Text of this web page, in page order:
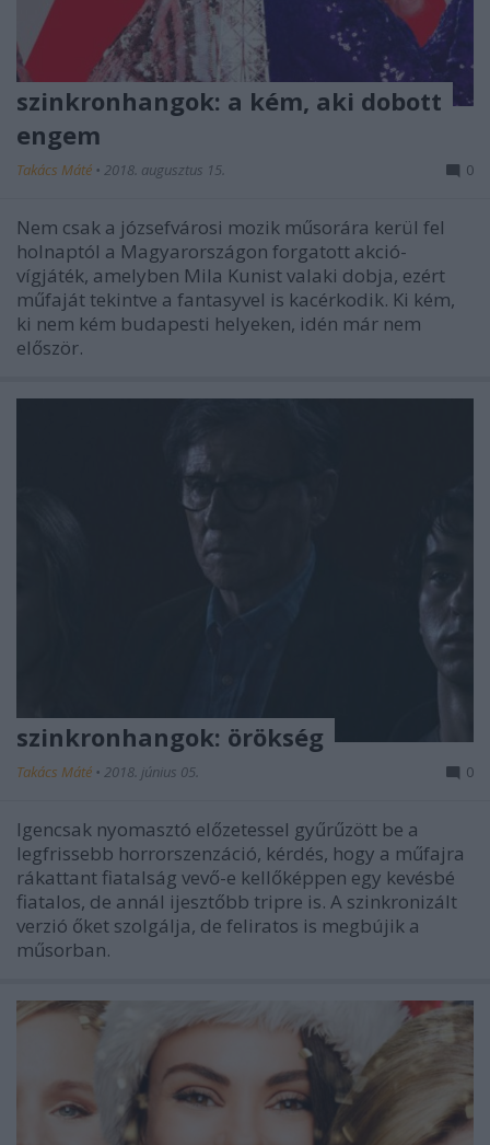
szinkronhangok: a kém, aki dobott
engem
Takács Máté • 2018. augusztus 15. 0
Nem csak a józsefvárosi mozik műsorára kerül fel
holnaptól a Magyarországon forgatott akció-
vígjáték, amelyben Mila Kunist valaki dobja, ezért
műfaját tekintve a fantasyvel is kacérkodik. Ki kém,
ki nem kém budapesti helyeken, idén már nem
először.
szinkronhangok: örökség
Takács Máté • 2018. június 05. 0
Igencsak nyomasztó előzetessel gyűrűzött be a
legfrissebb horrorszenzáció, kérdés, hogy a műfajra
rákattant fiatalság vevő-e kellőképpen egy kevésbé
fiatalos, de annál ijesztőbb tripre is. A szinkronizált
verzió őket szolgálja, de feliratos is megbújik a
műsorban.